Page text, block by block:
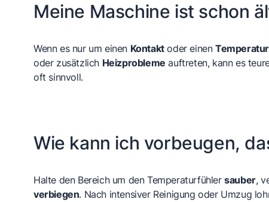
Meine Maschine ist schon
Wenn es nur um einen Kontaktoder einen
oder zusätzlich Heizprobleme auftreten, kann es
oft sinnvoll.
Wie kann ich vorbeugen,
Halte den Bereich um den Temperaturfühlersauber,
verbiegen. Nach intensiver Reinigung oder Umzug